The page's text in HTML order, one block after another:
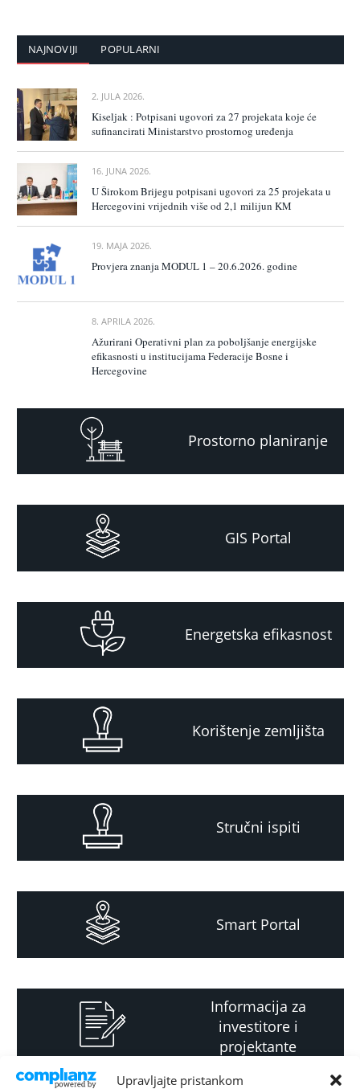
Upravljajte pristankom
NAJNOVIJI POPULARNI
2. JULA 2026.
Kiseljak : Potpisani ugovori za 27 projekata koje će
sufinancirati Ministarstvo prostornog uređenja
16. JUNA 2026.
U Širokom Brijegu potpisani ugovori za 25 projekata u
Hercegovini vrijednih više od 2,1 milijun KM
19. MAJA 2026.
Provjera znanja MODUL 1 – 20.6.2026. godine
8. APRILA 2026.
Ažurirani Operativni plan za poboljšanje energijske
efikasnosti u institucijama Federacije Bosne i
Hercegovine
Prostorno planiranje
GIS Portal
Energetska efikasnost
Korištenje zemljišta
Stručni ispiti
Smart Portal
Informacija za
investitore i
projektante